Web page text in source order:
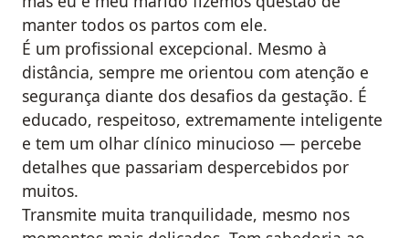
manter todos os partos com ele.
É um profissional excepcional. Mesmo à
distância, sempre me orientou com atenção e
segurança diante dos desafios da gestação. É
educado, respeitoso, extremamente inteligente
e tem um olhar clínico minucioso — percebe
detalhes que passariam despercebidos por
muitos.
Transmite muita tranquilidade, mesmo nos